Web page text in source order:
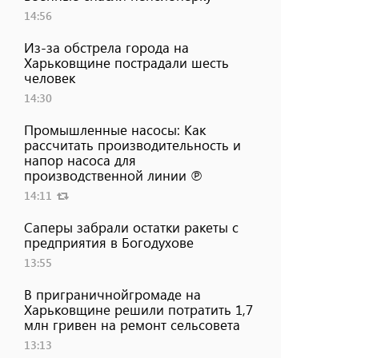
14:56
Из-за обстрела города на
Харьковщине пострадали шесть
человек
14:30
Промышленные насосы: Как
рассчитать производительность и
напор насоса для
производственной линии ℗
14:11
Саперы забрали остатки ракеты с
предприятия в Богодухове
13:55
В приграничнойгромаде на
Харьковщине решили потратить 1,7
млн ​​гривен на ремонт сельсовета
13:13